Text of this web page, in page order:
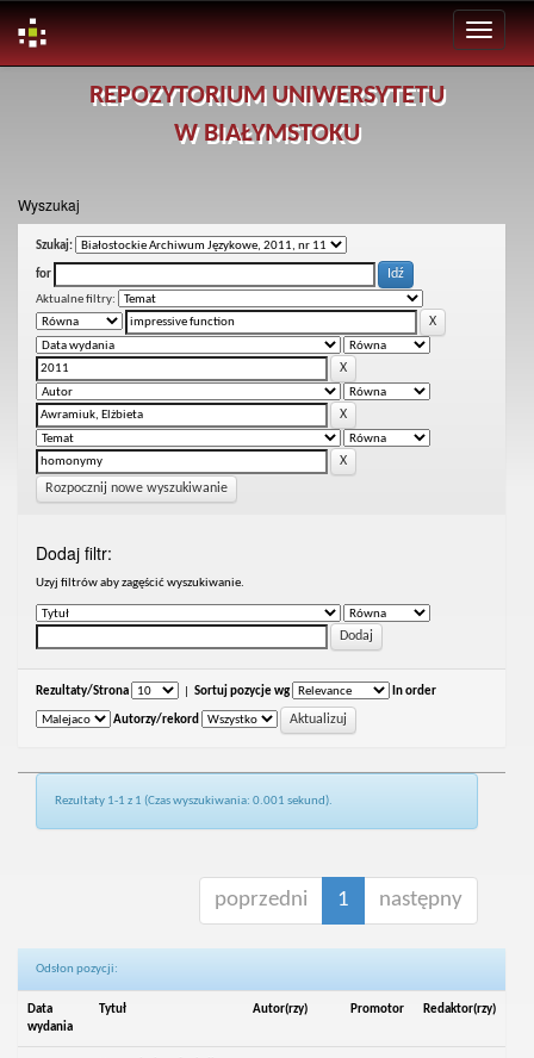
REPOZYTORIUM UNIWERSYTETU
W BIAŁYMSTOKU
Wyszukaj
Szukaj:
for
Aktualne filtry:
Rozpocznij nowe wyszukiwanie
Dodaj filtr:
Uzyj filtrów aby zagęścić wyszukiwanie.
Rezultaty/Strona Sortuj pozycje wg In order
Autorzy/rekord
Rezultaty 1-1 z 1 (Czas wyszukiwania: 0.001 sekund).
poprzedni 1 następny
Odsłon pozycji:
Data
wydania
Tytuł Autor(rzy) Promotor Redaktor(rzy)